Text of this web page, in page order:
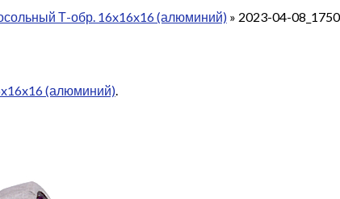
Т-обр. 16x16x16 (алюминий)» 2023-04-
(алюминий).